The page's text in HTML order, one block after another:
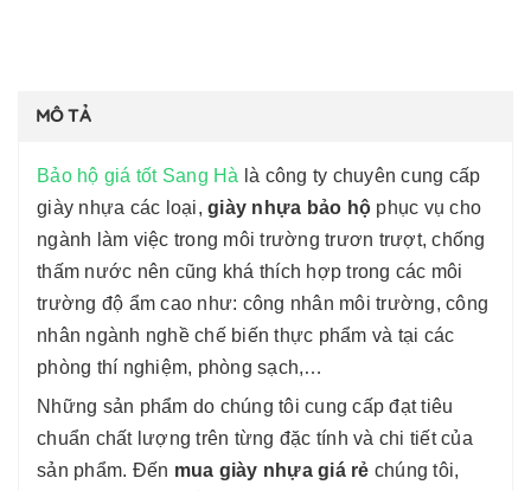
MÔ TẢ
Bảo hộ giá tốt Sang Hà là công ty chuyên cung cấp
giày nhựa các loại, giày nhựa bảo hộ phục vụ cho
ngành làm việc trong môi trường trươn trượt, chống
thấm nước nên cũng khá thích hợp trong các môi
trường độ ẩm cao như: công nhân môi trường, công
nhân ngành nghề chế biến thực phẩm và tại các
phòng thí nghiệm, phòng sạch,…
Những sản phẩm do chúng tôi cung cấp đạt tiêu
chuẩn chất lượng trên từng đặc tính và chi tiết của
sản phẩm. Đến mua giày nhựa giá rẻ chúng tôi,